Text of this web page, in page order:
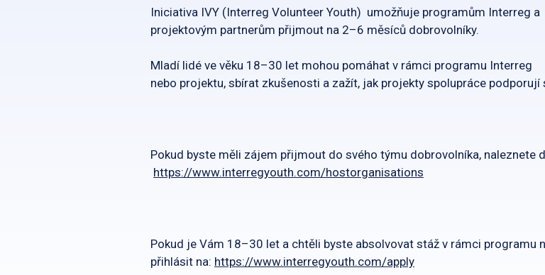
Iniciativa IVY (Interreg Volunteer Youth) umožňuje programům Interreg a
projektovým partnerům přijmout na 2–6 měsíců dobrovolníky.
Mladí lidé ve věku 18–30 let mohou pomáhat v rámci programu Interreg
nebo projektu, sbírat zkušenosti a zažít, jak projekty spolupráce podporují
Pokud byste měli zájem přijmout do svého týmu dobrovolníka, naleznete
https://www.interregyouth.com/hostorganisations
Pokud je Vám 18–30 let a chtěli byste absolvovat stáž v rámci programu
přihlásit na: https://www.interregyouth.com/apply